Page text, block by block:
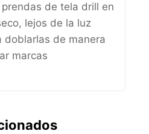
de tela drill en
lejos de la luz
doblarlas de manera
marcas